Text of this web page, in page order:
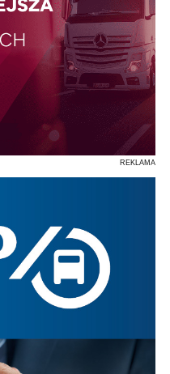
REKLAMA